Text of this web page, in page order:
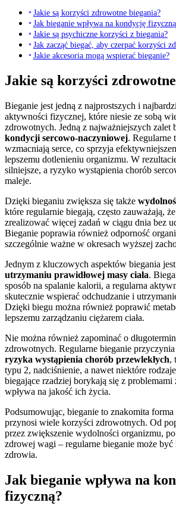
Jakie są korzyści zdrowotne biegania?
Jak bieganie wpływa na kondycję
Jakie są psychiczne korzyści z biegania?
Jak zacząć biegać, aby czerpać korzyści
Jakie akcesoria mogą wspierać bieganie?
Jakie są korzyści
Bieganie jest jedną z najprostszych i
aktywności fizycznej, które niesie ze sobą
zdrowotnych. Jedną z najważniejszych zalet
kondycji sercowo-naczyniowej. Regularne
wzmacniają serce, co sprzyja
lepszemu dotlenieniu organizmu. W
silniejsze, a ryzyko wystąpienia chorób
maleje.
Dzięki bieganiu zwiększa się także
które regularnie biegają, często zauważają,
zrealizować więcej zadań w ciągu dnia bez
Bieganie poprawia również odporność
szczególnie ważne w okresach wyższej
Jednym z kluczowych aspektów biegania
utrzymaniu prawidłowej masy ciała.
sposób na spalanie kalorii, a regularna
skutecznie wspierać odchudzanie i
Dzięki biegu można również poprawić
lepszemu zarządzaniu ciężarem ciała.
Nie można również zapominać o
zdrowotnych. Regularne bieganie
ryzyka wystąpienia chorób przewlekłych,
typu 2, nadciśnienie, a nawet niektóre
biegające rzadziej borykają się z
wpływa na jakość ich życia.
Podsumowując, bieganie to znakomita
przynosi wiele korzyści zdrowotnych. Od
przez zwiększenie wydolności organizmu,
zdrowej wagi – regularne bieganie może być
zdrowia.
Jak bieganie wpływa na
fizyczną?